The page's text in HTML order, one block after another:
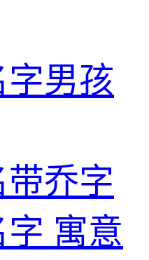
男孩
乔字
寓意